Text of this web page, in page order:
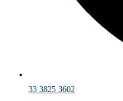
33 3825 3602